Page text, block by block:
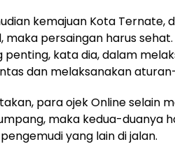
kemajuan Kota Ternate,
maka persaingan harus
penting, kata dia, dalam
dan melaksanakan
para ojek Online selain
maka kedua-duanya
yang lain di jalan.